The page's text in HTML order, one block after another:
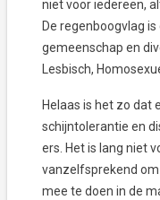
niet voor iedereen,
De regenboogvlag
gemeenschap en
Lesbisch,
Helaas is het zo dat
schijntolerantie en
ers. Het is lang niet
vanzelfsprekend
mee te doen in de